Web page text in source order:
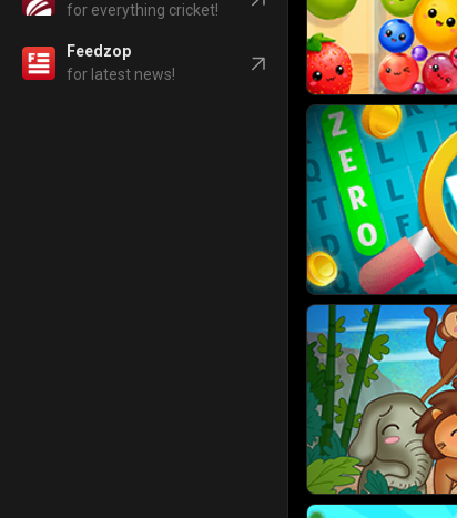
for everything cricket!
Feedzop
for latest news!